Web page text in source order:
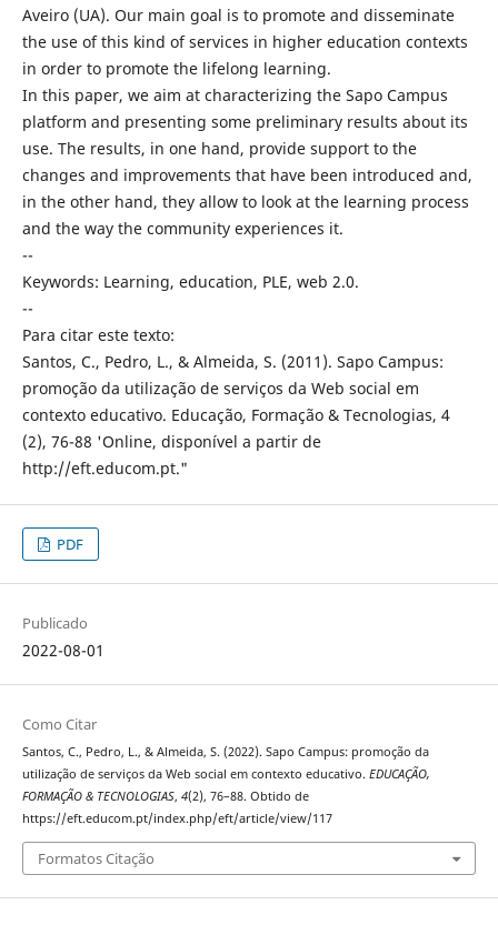
Aveiro (UA). Our main goal is to promote and disseminate
the use of this kind of services in higher education contexts
in order to promote the lifelong learning.
In this paper, we aim at characterizing the Sapo Campus
platform and presenting some preliminary results about its
use. The results, in one hand, provide support to the
changes and improvements that have been introduced and,
in the other hand, they allow to look at the learning process
and the way the community experiences it.
--
Keywords: Learning, education, PLE, web 2.0.
--
Para citar este texto:
Santos, C., Pedro, L., & Almeida, S. (2011). Sapo Campus:
promoção da utilização de serviços da Web social em
contexto educativo. Educação, Formação & Tecnologias, 4
(2), 76-88 'Online, disponível a partir de
http://eft.educom.pt."
PDF
Publicado
2022-08-01
Como Citar
Santos, C., Pedro, L., & Almeida, S. (2022). Sapo Campus: promoção da
utilização de serviços da Web social em contexto educativo. EDUCAÇÃO,
FORMAÇÃO & TECNOLOGIAS, 4(2), 76–88. Obtido de
https://eft.educom.pt/index.php/eft/article/view/117
Formatos Citação